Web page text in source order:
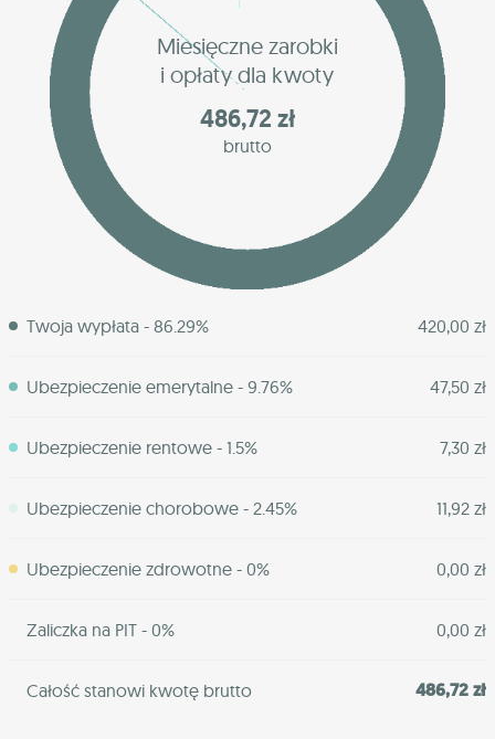
Miesięczne zarobki
i opłaty dla kwoty
486,72 zł
brutto
Twoja wypłata - 86.29% 420,00 zł
Ubezpieczenie emerytalne - 9.76% 47,50 zł
Ubezpieczenie rentowe - 1.5% 7,30 zł
Ubezpieczenie chorobowe - 2.45% 11,92 zł
Ubezpieczenie zdrowotne - 0% 0,00 zł
Zaliczka na PIT - 0% 0,00 zł
Całość stanowi kwotę brutto 486,72 zł